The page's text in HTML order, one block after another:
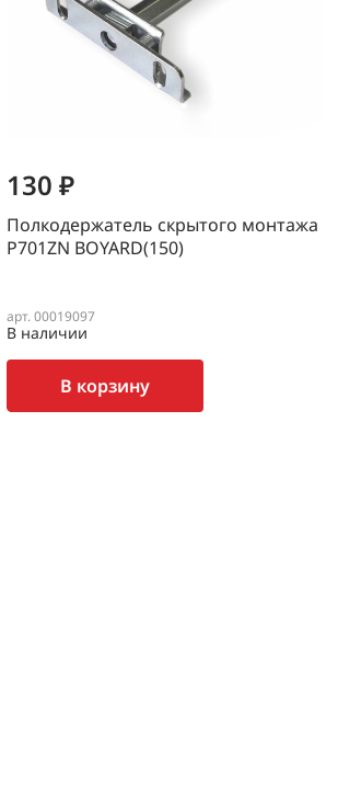
130 ₽
Полкодержатель скрытого монтажа
P701ZN BOYARD(150)
арт. 00019097
В наличии
В корзину